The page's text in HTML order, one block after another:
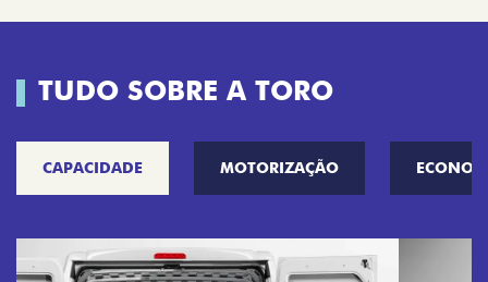
TUDO SOBRE A TORO
CAPACIDADE MOTORIZAÇÃO